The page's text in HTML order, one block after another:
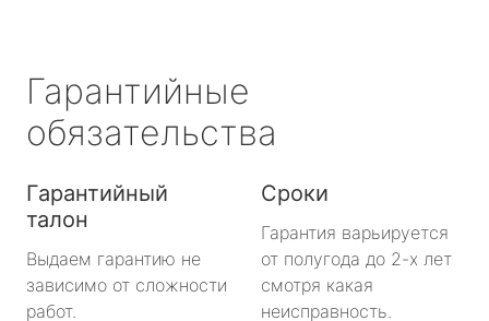
Гарантийные
обязательства
Гарантийный
талон
Выдаем гарантию не
зависимо от сложности
работ.
Сроки
Гарантия варьируется
от полугода до 2-х лет
смотря какая
неисправность.